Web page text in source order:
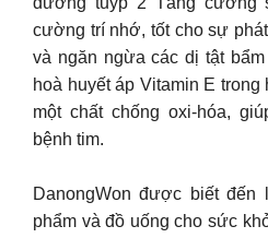
cường trí nhớ, tốt cho sự
và ngăn ngừa các dị tật
hoà huyết áp Vitamin E
một chất chống oxi-hóa,
bệnh tim.
DanongWon được biết đến
phẩm và đồ uống cho sức